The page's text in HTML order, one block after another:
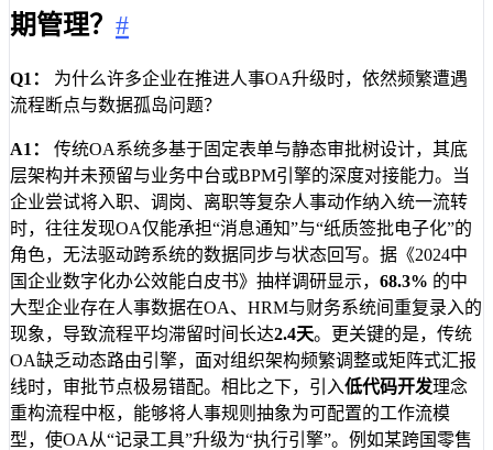
期管理？ #
Q1：
为什么许多企业在推进人事OA升级时，依然频繁遭遇
流程断点与数据孤岛问题？
A1：
传统OA系统多基于固定表单与静态审批树设计，其底
层架构并未预留与业务中台或BPM引擎的深度对接能力。当
企业尝试将入职、调岗、离职等复杂人事动作纳入统一流转
时，往往发现OA仅能承担“消息通知”与“纸质签批电子化”的
角色，无法驱动跨系统的数据同步与状态回写。据《2024中
国企业数字化办公效能白皮书》抽样调研显示， 68.3% 的中
大型企业存在人事数据在OA、HRM与财务系统间重复录入的
现象，导致流程平均滞留时间长达2.4天。更关键的是，传统
OA缺乏动态路由引擎，面对组织架构频繁调整或矩阵式汇报
线时，审批节点极易错配。相比之下，引入低代码开发理念
重构流程中枢，能够将人事规则抽象为可配置的工作流模
型，使OA从“记录工具”升级为“执行引擎”。例如某跨国零售